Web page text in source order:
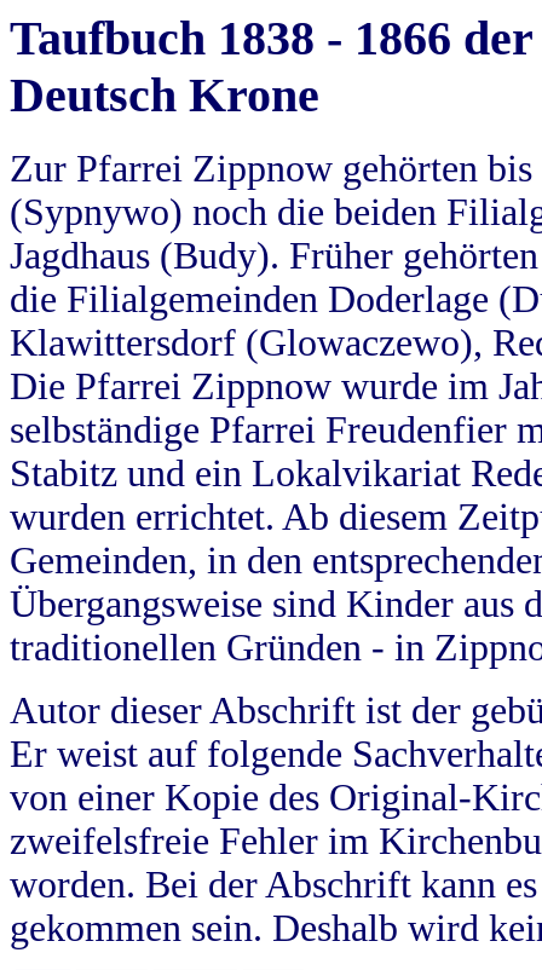
Taufbuch 1838 - 1866
Deutsch Krone
Zur Pfarrei Zippnow gehörten
(Sypnywo) noch die beiden
Jagdhaus (Budy). Früher
die Filialgemeinden Doderlage
Klawittersdorf (Glowaczewo),
Die Pfarrei Zippnow wurde im
selbständige Pfarrei Freudenfier
Stabitz und ein Lokalvikariat
wurden errichtet. Ab diesem
Gemeinden, in den
Übergangsweise sind Kinder aus
traditionellen Gründen - in
Autor dieser Abschrift ist der
Er weist auf folgende
von einer Kopie des Original-
zweifelsfreie Fehler im
worden. Bei der Abschrift kann
gekommen sein. Deshalb wird